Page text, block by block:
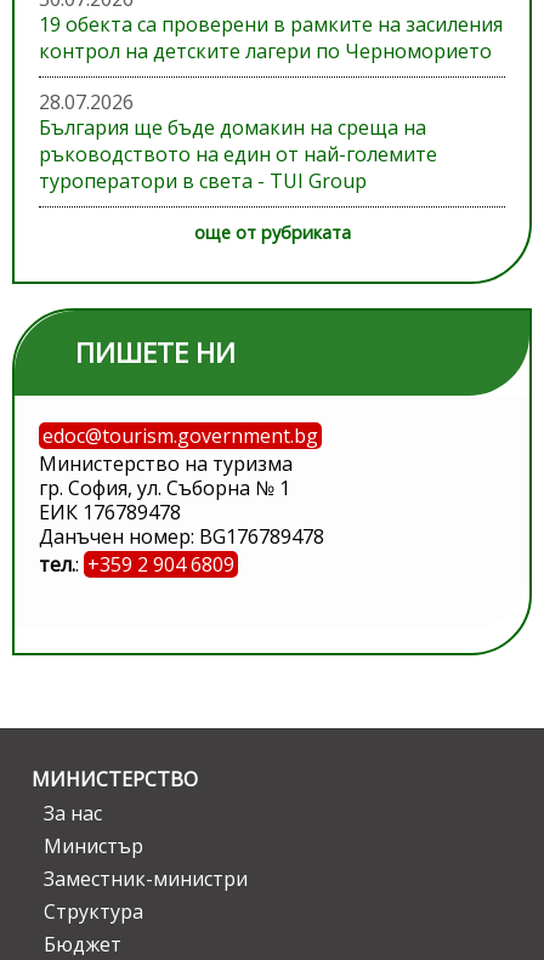
19 обекта са проверени в рамките на засиления
контрол на детските лагери по Черноморието
28.07.2026
България ще бъде домакин на среща на
ръководството на един от най-големите
туроператори в света - TUI Group
още от рубриката
ПИШЕТЕ НИ
edoc@tourism.government.bg
Министерство на туризма
гр. София, ул. Съборна № 1
ЕИК 176789478
Данъчен номер: BG176789478
тел.: +359 2 904 6809
МИНИСТЕРСТВО
За нас
Министър
Заместник-министри
Структура
Бюджет